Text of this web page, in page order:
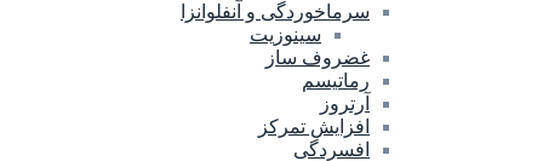
سرماخوردگی و آنفلوانزا
سینوزیت
غضروف ساز
رماتیسم
آرتروز
افزایش تمرکز
افسردگی